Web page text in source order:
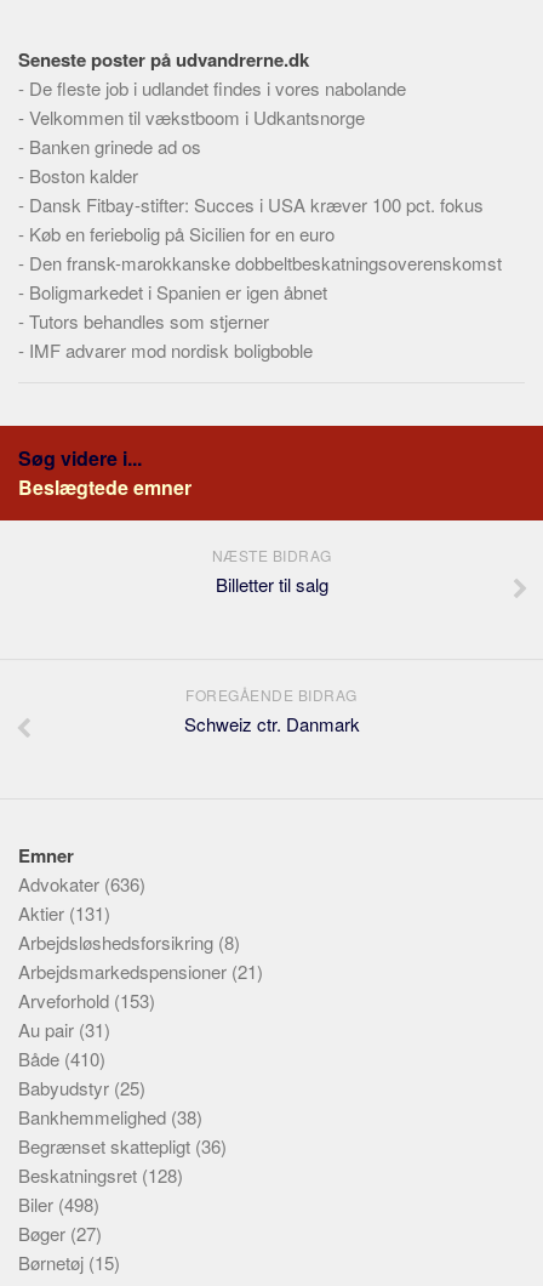
Hjælp
Seneste poster på udvandrerne.dk
- De fleste job i udlandet findes i vores nabolande
-Velkommen til vækstboom i Udkantsnorge
- Banken grinede ad os
- Boston kalder
- Dansk Fitbay-stifter: Succes i USA kræver 100 pct. fokus
- Køb en feriebolig på Sicilien for en euro
- Den fransk-marokkanske dobbeltbeskatningsoverenskomst
- Boligmarkedet i Spanien er igen åbnet
-Tutors behandles som stjerner
- IMF advarer mod nordisk boligboble
Søg videre i...
Beslægtede emner
NÆSTE BIDRAG
Billetter til salg
FOREGÅENDE BIDRAG
Schweiz ctr. Danmark
Emner
Advokater (636)
Aktier (131)
Arbejdsløshedsforsikring (8)
Arbejdsmarkedspensioner (21)
Arveforhold (153)
Au pair (31)
Både (410)
Babyudstyr (25)
Bankhemmelighed (38)
Begrænset skattepligt (36)
Beskatningsret (128)
Biler (498)
Bøger (27)
Børnetøj (15)